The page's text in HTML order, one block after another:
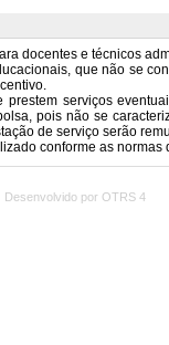
Desenvolvido por OTRS 4